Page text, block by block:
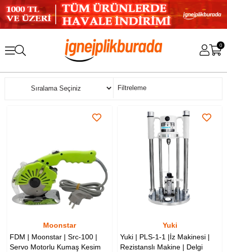
0
Filtreleme
Sıralama
Moonstar
FDM | Moonstar | Src-100 |
Servo Motorlu Kumaş Kesim
Yuki
Yuki | PLS-1-1 |İz Makinesi |
Rezistanslı Makine | Delgi